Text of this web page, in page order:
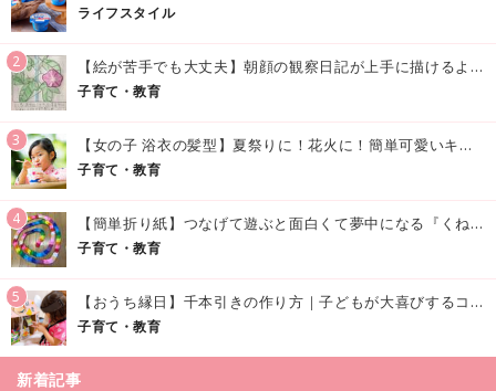
ライフスタイル
2 【絵が苦手でも大丈夫】朝顔の観察日記が上手に描けるようになる方法｜イラスト付き
子育て・教育
3 【女の子 浴衣の髪型】夏祭りに！花火に！簡単可愛いキッズの浴衣ヘアアレンジまとめ
子育て・教育
4 【簡単折り紙】つなげて遊ぶと面白くて夢中になる『くねくねへびさんの作り方』
子育て・教育
5 【おうち縁日】千本引きの作り方｜子どもが大喜びするコツやアイデア♪
子育て・教育
新着記事